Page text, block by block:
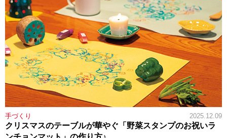
手づくり 2025.12.09
クリスマスのテーブルが華やぐ「野菜スタンプのお祝いラ